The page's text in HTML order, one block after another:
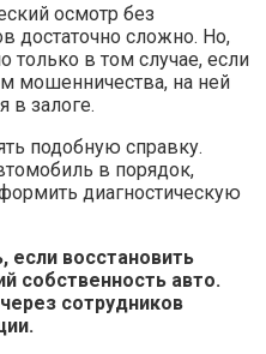
осмотр без
достаточно сложно. Но,
только в том случае, если
мошенничества, на ней
в залоге.
подобную справку.
в порядок,
диагностическую
если восстановить
собственность авто.
сотрудников